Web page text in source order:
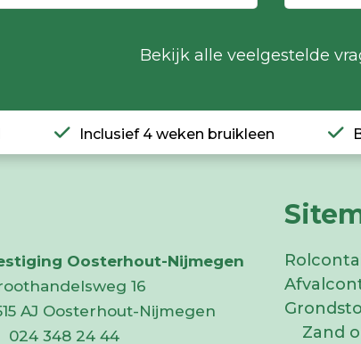
Bekijk alle veelgestelde
Inclusief 4 weken bruikleen
Oosterhout-Nijmegen
16
AJ Oosterhout-Nijmegen
024 348 24 44
Zand